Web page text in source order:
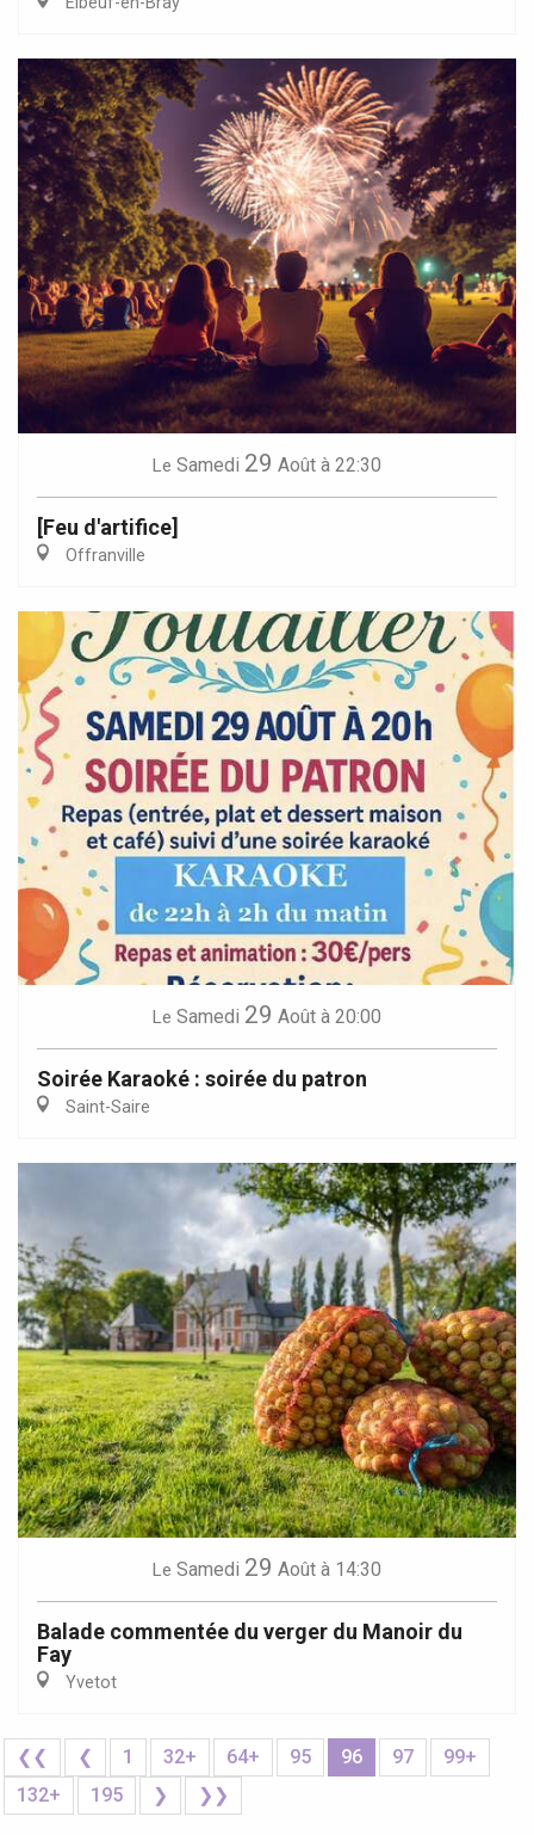
Le Samedi 29 Août à 22:30
[Feu d'artifice]
Offranville
Le Samedi 29 Août à 20:00
Soirée Karaoké : soirée du patron
Saint-Saire
Le Samedi 29 Août à 14:30
Balade commentée du verger du Manoir du
Fay
Yvetot
❮❮ ❮ 1 32+ 64+ 95 96 97
99+
132+
195 ❯ ❯❯